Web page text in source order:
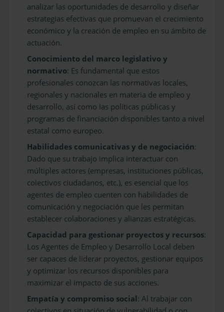
analizar las oportunidades de desarrollo y diseñar
estrategias efectivas que promuevan el crecimiento
económico y la creación de empleo en su ámbito de
actuación.
Conocimiento del marco legislativo y
normativo: Es fundamental que estos
profesionales conozcan las normativas locales,
regionales y nacionales en materia de empleo y
desarrollo, así como las políticas públicas y
programas de financiación disponibles tanto a nivel
estatal como europeo.
Habilidades comunicativas y de negociación:
Dado que su trabajo implica interactuar con
múltiples actores (empresas, instituciones públicas,
colectivos ciudadanos, etc.), es esencial que los
agentes de empleo cuenten con habilidades de
comunicación y negociación que les permitan
establecer colaboraciones y alianzas estratégicas.
Capacidad para gestionar proyectos y recursos:
Los Agentes de Empleo y Desarrollo Local deben
ser capaces de liderar proyectos, gestionar equipos
y optimizar los recursos disponibles para
maximizar el impacto de sus acciones.
Empatía y compromiso social: Al trabajar con